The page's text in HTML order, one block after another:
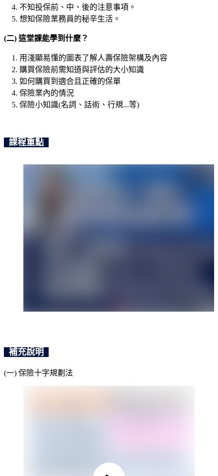
不知投保前、中、後的注意事項。
想知保險業務員的秘辛生活。
(二) 這堂課能學到什麼？
用淺顯易懂的圖表了解人壽保險架構及內容
購買保險前需知道與評估的大小知識
如何購買到適合且正確的保單
保險業內的情況
保險小知識(名詞、話術、行規...等)
課程重點
補充說明
(一) 保險十字規劃法